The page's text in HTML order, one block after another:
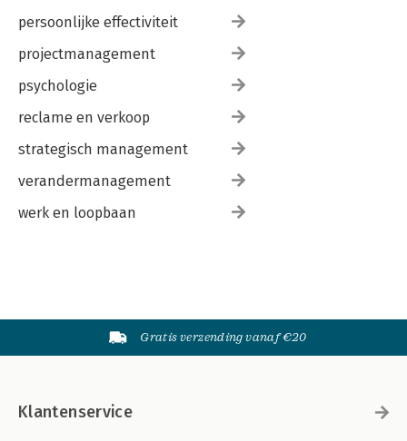
persoonlijke effectiviteit
projectmanagement
psychologie
reclame en verkoop
strategisch management
verandermanagement
werk en loopbaan
Gratis verzending vanaf €20
Klantenservice